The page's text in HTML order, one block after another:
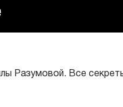
Разумовой. Все